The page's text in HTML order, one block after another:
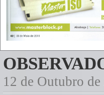
12 de Outubro de